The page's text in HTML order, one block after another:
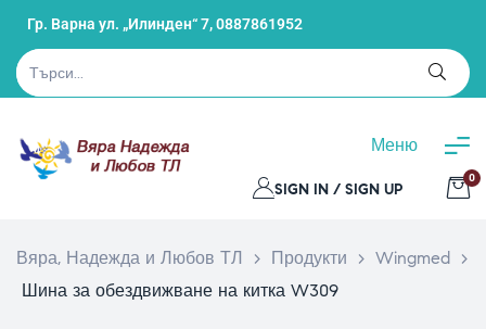
Гр. Варна ул. „Илинден“ 7,0887861952
Меню
SIGN IN / SIGN UP
0
Вяра, Надежда и Любов ТЛ > Продукти > Wingmed >
Шина за обездвижване на китка W309